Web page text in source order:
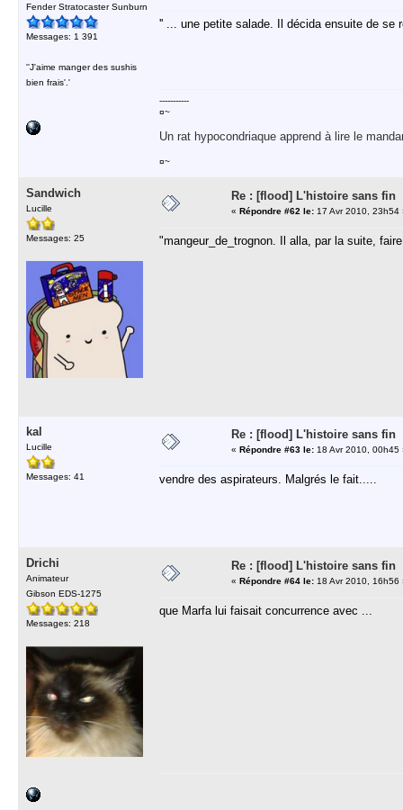
Fender Stratocaster Sunburn
Messages: 1 391
''J'aime manger des sushis
bien frais'.'
'' ... une petite salade. Il décida ensuite de se
-----------
¤~
Un rat hypocondriaque apprend à lire le
¤~
Sandwich
Lucille
Messages: 25
Re : [flood] L'histoire sans fin
« Répondre #62 le: 17 Avr 2010, 23h54
"mangeur_de_trognon. Il alla, par la suite,
kal
Lucille
Messages: 41
Re : [flood] L'histoire sans fin
« Répondre #63 le: 18 Avr 2010, 00h45
vendre des aspirateurs. Malgrés le fait.....
Drichi
Animateur
Gibson EDS-1275
Messages: 218
Re : [flood] L'histoire sans fin
« Répondre #64 le: 18 Avr 2010, 16h56
que Marfa lui faisait concurrence avec ...